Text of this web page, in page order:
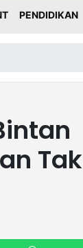
PENDIDIKAN
Tak